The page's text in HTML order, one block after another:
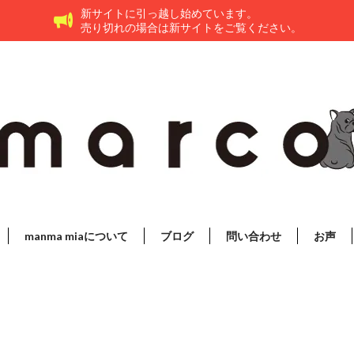
新サイトに引っ越し始めています。
売り切れの場合は新サイトをご覧ください。
manma miaについて ブログ 問い合わせ お声